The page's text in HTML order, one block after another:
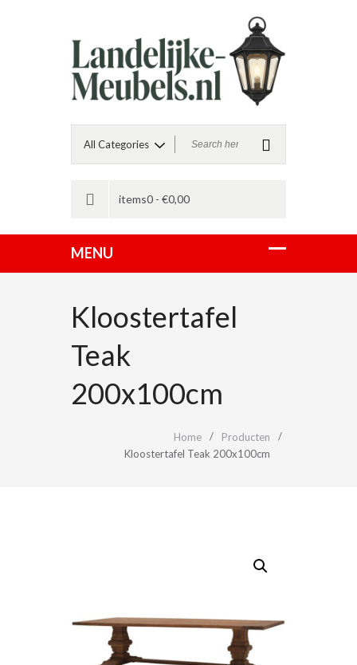
items0 - €0,00
Kloostertafel
Teak
200x100cm
Home
Producten
Kloostertafel Teak 200x100cm